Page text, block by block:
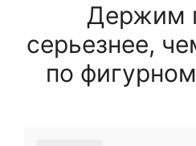
Держим
серьезнее,
по